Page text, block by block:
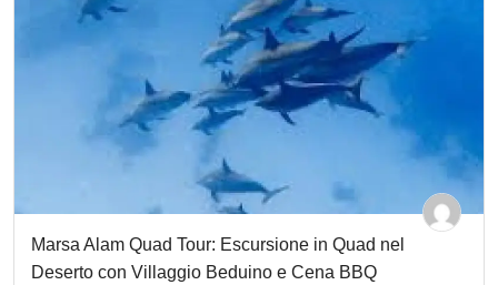
Marsa Alam Quad Tour: Escursione in Quad nel
Deserto con Villaggio Beduino e Cena BBQ